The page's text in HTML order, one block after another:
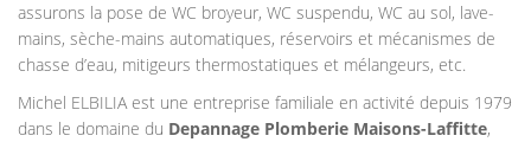
assurons la pose de WC broyeur, WC suspendu, WC au sol, lave-
mains, sèche-mains automatiques, réservoirs et mécanismes de
chasse d’eau, mitigeurs thermostatiques et mélangeurs, etc.
Michel ELBILIA est une entreprise familiale en activité depuis 1979
dans le domaine du Depannage Plomberie Maisons-Laffitte,